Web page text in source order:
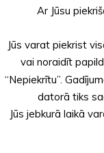
Ar Jūsu
Jūs varat piekrist
vai noraidīt
“Nepiekrītu”.
datorā tiks
Jūs jebkurā laikā